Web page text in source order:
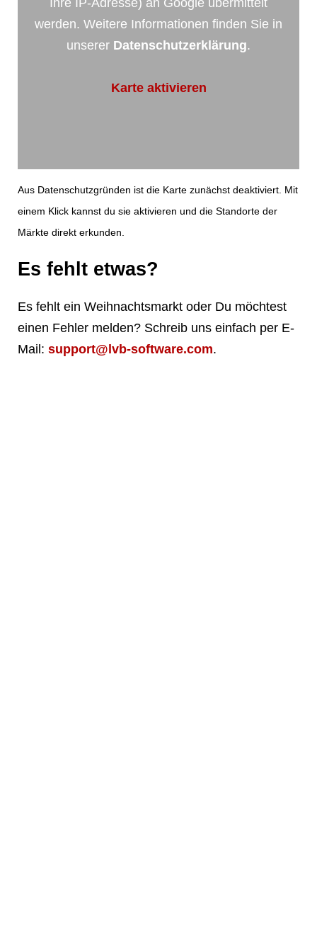
werden. Weitere Informationen finden Sie in
unserer Datenschutzerklärung.
Karte aktivieren
Aus Datenschutzgründen ist die Karte zunächst deaktiviert. Mit
einem Klick kannst du sie aktivieren und die Standorte der
Märkte direkt erkunden.
Es fehlt etwas?
Es fehlt ein Weihnachtsmarkt oder Du möchtest
einen Fehler melden? Schreib uns einfach per E-
Mail: support@lvb-software.com.